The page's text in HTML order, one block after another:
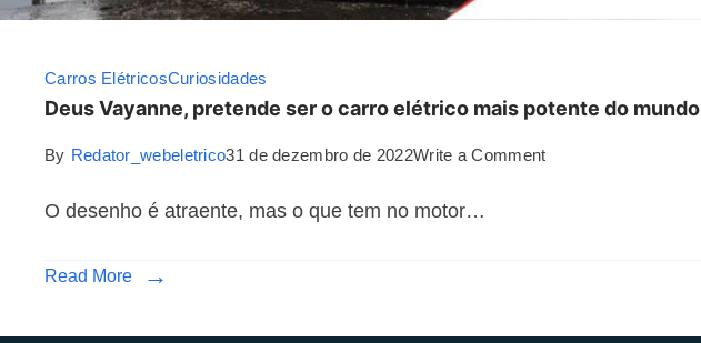
Carros ElétricosCuriosidades
Deus Vayanne, pretende ser o carro elétrico mais potente do mundo
By Redator_webeletrico31 de dezembro de 2022Write a Comment
O desenho é atraente, mas o que tem no motor…
Read More